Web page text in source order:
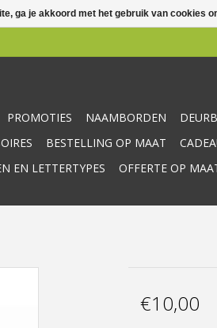
PROMOTIES NAAMBORDEN
BESTELLING OP MAAT
EN LETTERTYPES
OFFERTE OP
€10,00
ga je akkoord met het gebruik van cookies